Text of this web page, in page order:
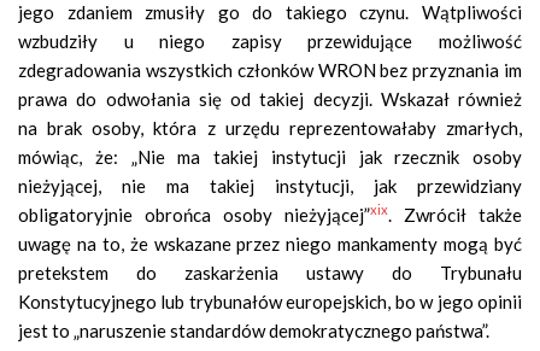
jego zdaniem zmusiły go do takiego czynu. Wątpliwości
wzbudziły u niego zapisy przewidujące możliwość
zdegradowania wszystkich członków WRON bez przyznania im
prawa do odwołania się od takiej decyzji. Wskazał również
na brak osoby, która z urzędu reprezentowałaby zmarłych,
mówiąc, że: „Nie ma takiej instytucji jak rzecznik osoby
nieżyjącej, nie ma takiej instytucji, jak przewidziany
obligatoryjnie obrońca osoby nieżyjącej”xix. Zwrócił także
uwagę na to, że wskazane przez niego mankamenty mogą być
pretekstem do zaskarżenia ustawy do Trybunału
Konstytucyjnego lub trybunałów europejskich, bo w jego opinii
jest to „naruszenie standardów demokratycznego państwa”.